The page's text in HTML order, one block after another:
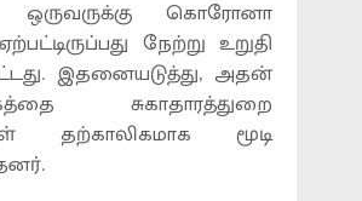
ஒருவருக்கு கொரோனா
நேற்று உறுதி
இதனையடுத்து, அதன்
சுகாதாரத்துறை
தற்காலிகமாக மூடி